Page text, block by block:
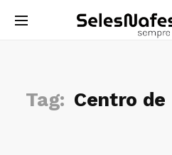
Tag: Centro de